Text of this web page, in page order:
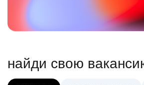
найди свою